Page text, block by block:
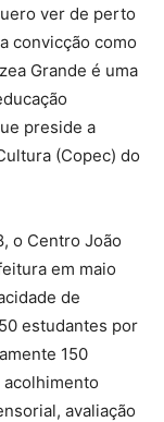
ver de perto
convicção como
Grande é uma
preside a
(Copec) do
o Centro João
em maio
de
estudantes por
150
acolhimento
avaliação